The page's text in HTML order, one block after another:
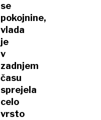
se
pokojnine,
vlada
je
v
zadnjem
času
sprejela
celo
vrsto